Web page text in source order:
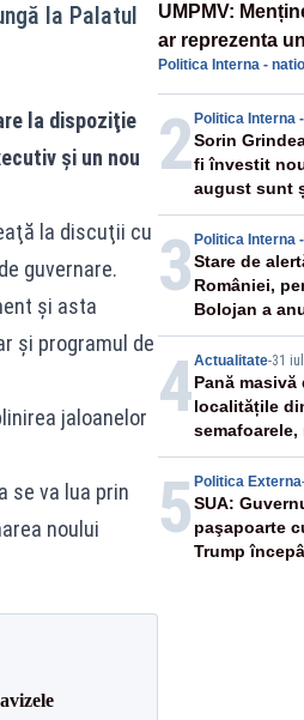
la Palatul
la dispoziţie
şi un nou
la discuţii cu
guvernare.
și asta
și programul de
jaloanelor
se va lua prin
noului
UMPMV:
ar reprezenta
România.
continue
economice și
Politica Interna -
2 Politica Interna
Sorin
fi învestit
august sunt
3 Politica Interna
Stare de
României,
Bolojan a
restricții –
4Actualitate-31
Pană
localitățile
afectate
5 Politica Externa-
SUA:
paşapoarte
Trump